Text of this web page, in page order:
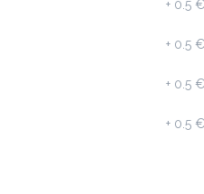
+0.5 €
+0.5 €
+0.5 €
+0.5 €